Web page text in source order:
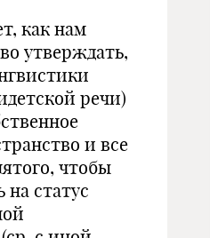
как нам
утверждать,
речи)
и все
чтобы
на статус